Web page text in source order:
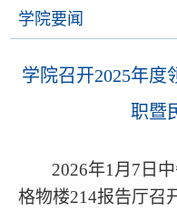
学院要闻
学院召开2025年度
职暨
2026年1月7日
格物楼214报告厅召